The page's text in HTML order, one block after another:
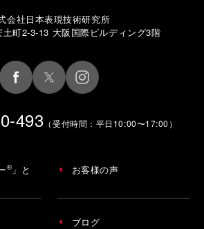
会社日本表現技術研究所
土町2-3-13 大阪国際ビルディング3階
493 （受付時間：平日10:00〜17:00）
® 」と
お客様の声
ブログ